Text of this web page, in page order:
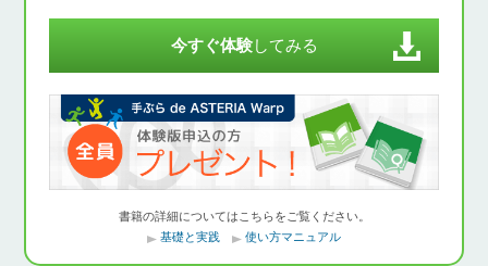
今すぐ体験してみる
書籍の詳細についてはこちらをご覧ください。
基礎と実践
使い方マニュアル